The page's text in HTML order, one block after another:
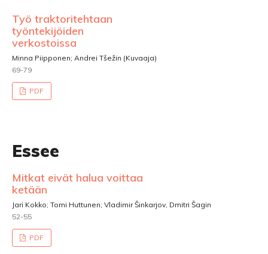
Työ traktoritehtaan
työntekijöiden
verkostoissa
Minna Piipponen; Andrei Tšežin (Kuvaaja)
69-79
PDF
Essee
Mitkat eivät halua voittaa
ketään
Jari Kokko; Tomi Huttunen; Vladimir Šinkarjov, Dmitri Šagin
52-55
PDF